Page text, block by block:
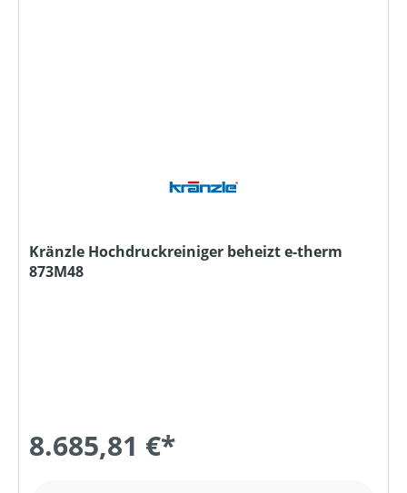
Kränzle Hochdruckreiniger beheizt e-therm
873M48
8.685,81 €*